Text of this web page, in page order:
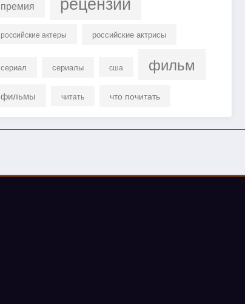
премия
российские актеры российские актрисы
сериал сериалы сша фильм
фильмы читать что почитать